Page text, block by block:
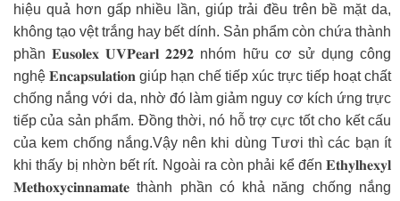
hiệu quả hơn gấp nhiều lần, giúp trải đều trên bề mặt da,
không tạo vệt trắng hay bết dính. Sản phẩm còn chứa thành
phần 𝐄𝐮𝐬𝐨𝐥𝐞𝐱 𝐔𝐕𝐏𝐞𝐚𝐫𝐥 𝟐𝟐𝟗𝟐 nhóm hữu cơ sử dụng công
nghệ 𝐄𝐧𝐜𝐚𝐩𝐬𝐮𝐥𝐚𝐭𝐢𝐨𝐧 giúp hạn chế tiếp xúc trực tiếp hoạt chất
chống nắng với da, nhờ đó làm giảm nguy cơ kích ứng trực
tiếp của sản phẩm. Đồng thời, nó hỗ trợ cực tốt cho kết cấu
của kem chống nắng.Vậy nên khi dùng Tươi thì các bạn ít
khi thấy bị nhờn bết rít. Ngoài ra còn phải kể đến 𝐄𝐭𝐡𝐲𝐥𝐡𝐞𝐱𝐲𝐥
𝐌𝐞𝐭𝐡𝐨𝐱𝐲𝐜𝐢𝐧𝐧𝐚𝐦𝐚𝐭𝐞 thành phần có khả năng chống nắng